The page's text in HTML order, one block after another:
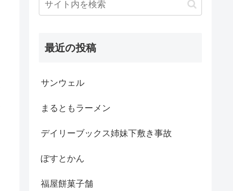
最近の投稿
サンウェル
まるともラーメン
デイリーブックス姉妹下敷き事故
ぽすとかん
福屋餅菓子舗